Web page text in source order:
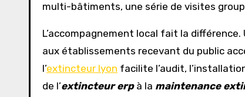
multi-bâtiments, une série de visites
L’accompagnement local fait la
aux établissements recevant du public
l’extincteur lyon facilite l’audit,
de l’extincteur erpà la maintenance